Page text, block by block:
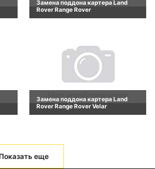
Замена поддона картера Land
Rover Range Rover
Замена поддона картера Land
Rover Range Rover Velar
Показать еще